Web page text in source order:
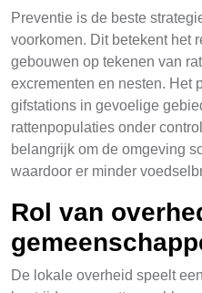
Preventie is de beste
voorkomen. Dit betekent het
gebouwen op tekenen van
excrementen en nesten. Het
gifstations in gevoelige
rattenpopulaties onder
belangrijk om de omgeving
waardoor er minder
Rol van
De lokale overheid speelt